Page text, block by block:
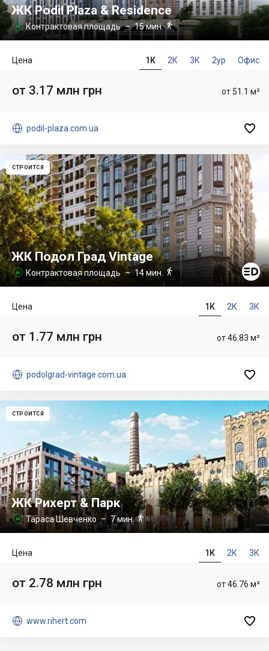
ЖК Podil Plaza & Residence
 Контрактовая площадь– 15 мин.
1К 2К 3К 2ур Офис
Цена
от 51.1 м²
от 3.17 млн грн
 podil-plaza.com.ua 
СТРОИТСЯ
ЖК Подол Град Vintage
 Контрактовая площадь– 14 мин. 
1К 2К 3К
Цена
от 46.83 м²
от 1.77 млн грн
 podolgrad-vintage.com.ua 
СТРОИТСЯ
ЖК Рихерт & Парк
 Тараса Шевченко– 7 мин.
1К 2К 3К
Цена
от 46.76 м²
от 2.78 млн грн
 www.rihert.com 